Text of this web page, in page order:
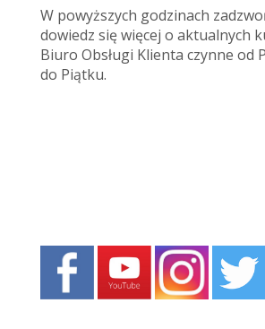
W powyższych godzinach
dowiedz się więcej o aktualnych
Biuro Obsługi Klienta czynne od
do Piątku.